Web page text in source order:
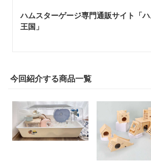
ハムスターゲージ専門通販サイト「
王国」
今回紹介する商品一覧